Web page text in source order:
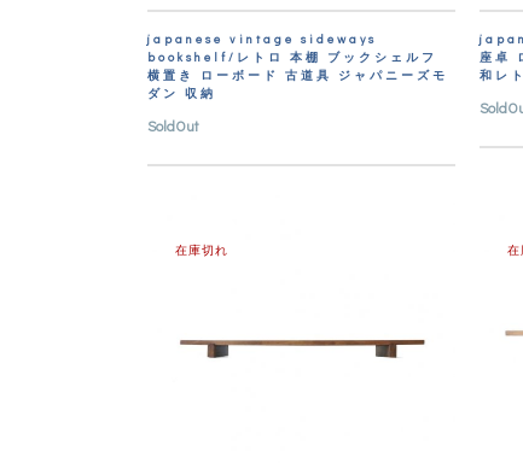
japanese vintage sideways
bookshelf/レトロ 本棚 ブックシェルフ
横置き ローボード 古道具 ジャパニーズモ
ダン 収納
SoldOut
座卓
和レ
在庫切れ 在